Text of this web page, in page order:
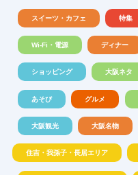
スイーツ・カフェ 特集
Wi-Fi・電源 ディナー
ショッピング 大阪ネタ
あそび グルメ
大阪観光 大阪名物
住吉・我孫子・長居エリア